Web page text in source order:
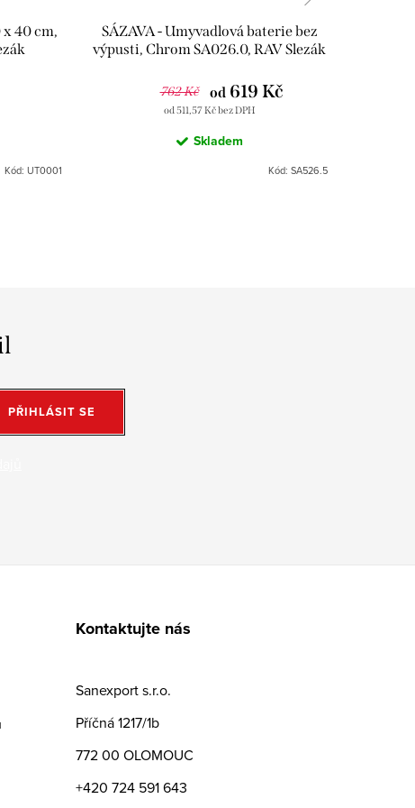
40 cm,
Kód: UT0001
SÁZAVA - Umyvadlová baterie bez
výpusti, Chrom SA026.0, RAV Slezák
762 Kč
od 511,57 Kč bez DPH
od 619 Kč
Skladem
Kód: SA526.5
PŘIHLÁSIT SE
Kontaktujte nás
Sanexport s.r.o.
Příčná 1217/1b
772 00 OLOMOUC
+420 724 591 643